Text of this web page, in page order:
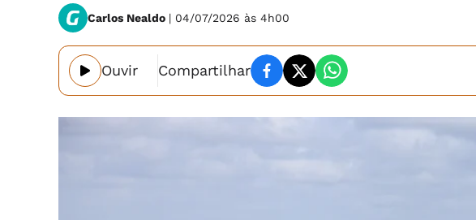
Carlos Nealdo | 04/07/2026 às 4h00
Ouvir Compartilhar